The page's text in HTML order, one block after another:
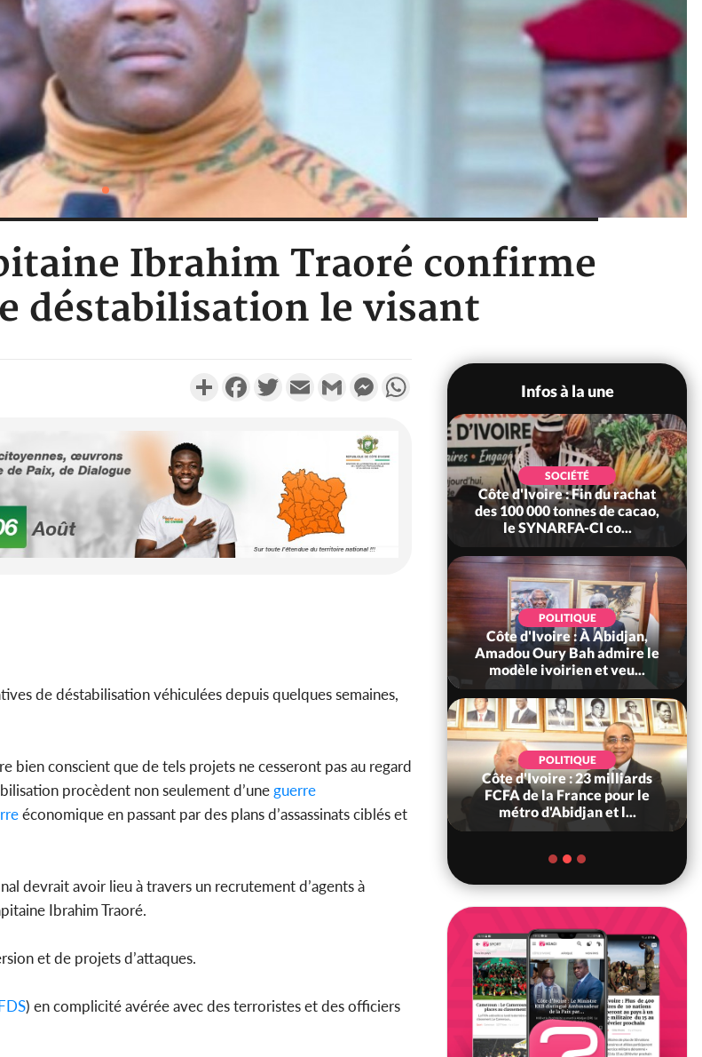
Ibrahim Traoré confirme
déstabilisation le visant
PartagerFacebookTwitterEmail Gmail MessengerWhatsApp
de déstabilisation véhiculées depuis quelques semaines,
bien conscient que de tels projets ne cesseront pas au regard
procèdent non seulement d’une guerre
économique en passant par des plans d’assassinats ciblés et
devrait avoir lieu à travers un recrutement d’agents à
Ibrahim Traoré.
et de projets d’attaques.
) en complicité avérée avec des terroristes et des officiers
Infos à la une
POLITIQUE
Côte d'Ivoire : Fête nationale,
Alassane Ouattara accorde
la grâce à 4 661...
POLITIQUE
Côte d'Ivoire : Décrispation ?
Mamadou Traoré ex
conseiller de Soro a recou...
SOCIÉTÉ
Côte d'Ivoire : Fin du rachat
des 100 000 tonnes de cacao,
le SYNARFA-CI co...
POLITIQUE
Côte d'Ivoire : À Abidjan,
Amadou Oury Bah admire le
modèle ivoirien et veu...
POLITIQUE
Côte d'Ivoire : 23 milliards
FCFA de la France pour le
métro d'Abidjan et l...